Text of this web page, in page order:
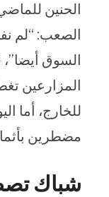
الحنين
الصعب: “لم
السوق
المزارعين
للخارج، أما
مضطرين
شباك